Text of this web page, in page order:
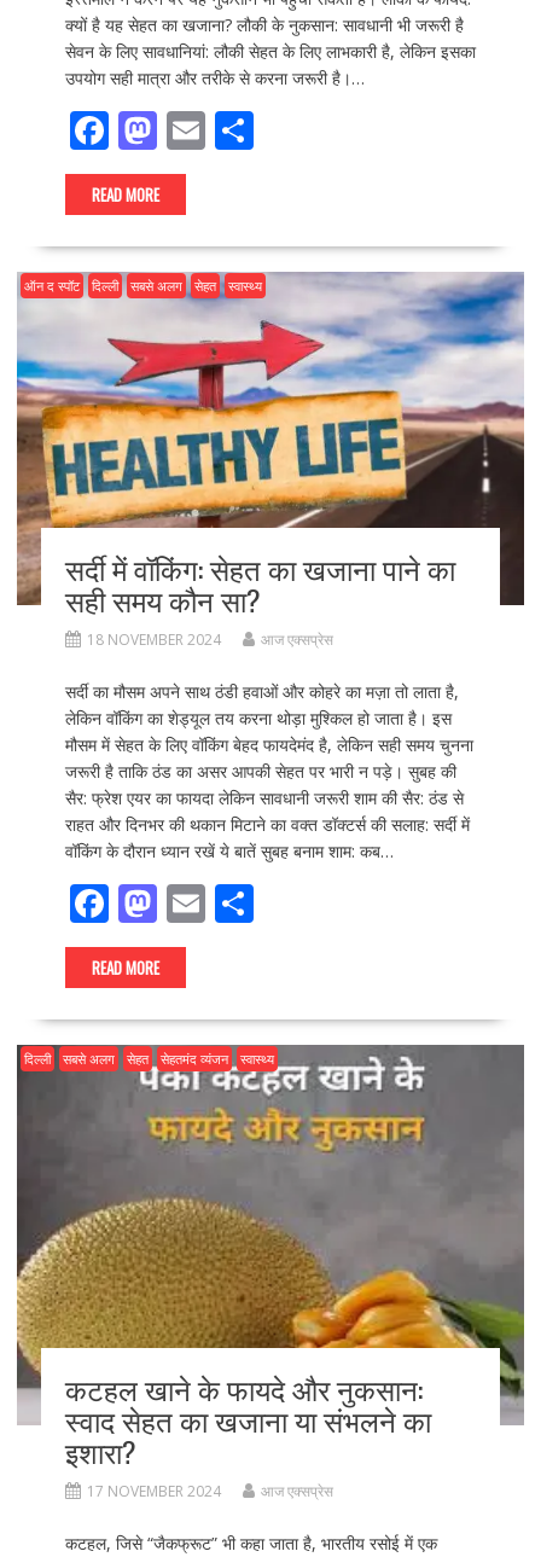
क्यों है यह सेहत का खजाना? लौकी के नुकसान: सावधानी भी जरूरी है
सेवन के लिए सावधानियां: लौकी सेहत के लिए लाभकारी है, लेकिन इसका
उपयोग सही मात्रा और तरीके से करना जरूरी है।…
F
ac
e
b
o
k
M
as
to
d
o
n
E
l
S
e
READ MORE
ऑन द स्पॉट दिल्ली सबसे अलग सेहत स्वास्थ्य
सर्दी में वॉकिंग: सेहत का खजाना पाने का
सही समय कौन सा?
18 NOVEMBER 2024 आज एक्सप्रेस
सर्दी का मौसम अपने साथ ठंडी हवाओं और कोहरे का मज़ा तो लाता है,
लेकिन वॉकिंग का शेड्यूल तय करना थोड़ा मुश्किल हो जाता है। इस
मौसम में सेहत के लिए वॉकिंग बेहद फायदेमंद है, लेकिन सही समय चुनना
जरूरी है ताकि ठंड का असर आपकी सेहत पर भारी न पड़े। सुबह की
सैर: फ्रेश एयर का फायदा लेकिन सावधानी जरूरी शाम की सैर: ठंड से
राहत और दिनभर की थकान मिटाने का वक्त डॉक्टर्स की सलाह: सर्दी में
वॉकिंग के दौरान ध्यान रखें ये बातें सुबह बनाम शाम: कब…
F
ac
e
b
o
k
M
as
to
d
o
n
E
l
S
e
READ MORE
दिल्ली सबसे अलग सेहत सेहतमंद व्यंजन स्वास्थ्य
कटहल खाने के फायदे और नुकसान:
स्वाद सेहत का खजाना या संभलने का
इशारा?
17 NOVEMBER 2024 आज एक्सप्रेस
कटहल, जिसे “जैकफ्रूट” भी कहा जाता है, भारतीय रसोई में एक